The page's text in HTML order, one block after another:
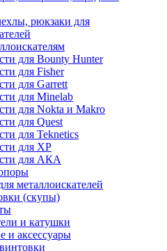
рюкзаки для
для Bounty Hunter
для Fisher
для Garrett
для Minelab
для Nokta и Makro
для Quest
для Teknetics
для XP
для АКА
металлоискателей
(скупы)
и катушки
и аксессуары